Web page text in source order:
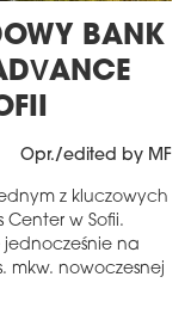
BANK
Opr./edited by MF
z kluczowych
Center w Sofii.
na
mkw. nowoczesnej